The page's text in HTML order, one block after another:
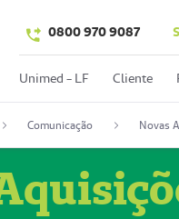
0800 970 9087
Unimed - LF Cliente
Comunicação Novas